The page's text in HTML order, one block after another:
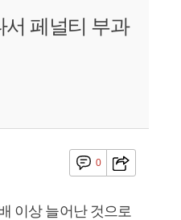
서 페널티 부과
0
이상 늘어난 것으로